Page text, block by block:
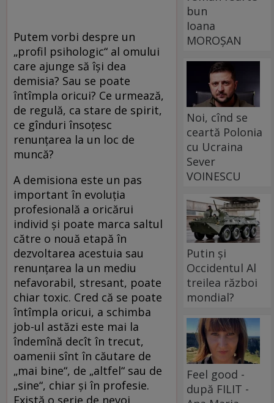
Putem vorbi despre un
„profil psihologic“ al omului
care ajunge să își dea
demisia? Sau se poate
întîmpla oricui? Ce urmează,
de regulă, ca stare de spirit,
ce gînduri însoțesc
renunțarea la un loc de
muncă?
A demisiona este un pas
important în evoluția
profesională a oricărui
individ și poate marca saltul
către o nouă etapă în
dezvoltarea acestuia sau
renunțarea la un mediu
nefavorabil, stresant, poate
chiar toxic. Cred că se poate
întîmpla oricui, a schimba
job-ul astăzi este mai la
îndemînă decît în trecut,
oamenii sînt în căutare de
„mai bine“, de „altfel“ sau de
„sine“, chiar și în profesie.
Există o serie de nevoi
bun
Ioana
MOROȘAN
Noi, cînd se
ceartă Polonia
cu Ucraina
Sever
VOINESCU
Putin și
Occidentul Al
treilea război
mondial?
Feel good -
după FILIT -